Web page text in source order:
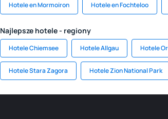
Hotele en Mormoiron Hotele en Fochteloo
Najlepsze hotele - regiony
Hotele Chiemsee Hotele Allgau Hotele
Hotele Stara Zagora Hotele Zion National Park